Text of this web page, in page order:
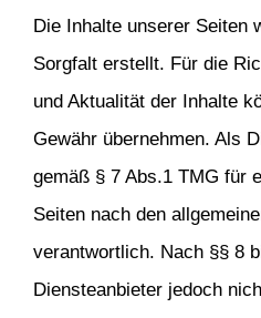
Die Inhalte unserer Seiten
Sorgfalt erstellt. Für die
und Aktualität der Inhalte
Gewähr übernehmen. Als
gemäß § 7 Abs.1 TMG für
Seiten nach den
verantwortlich. Nach §§ 8
Diensteanbieter jedoch